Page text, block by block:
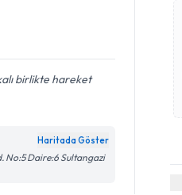
birlikte hareket
Haritada Göster
No:5 Daire:6 Sultangazi